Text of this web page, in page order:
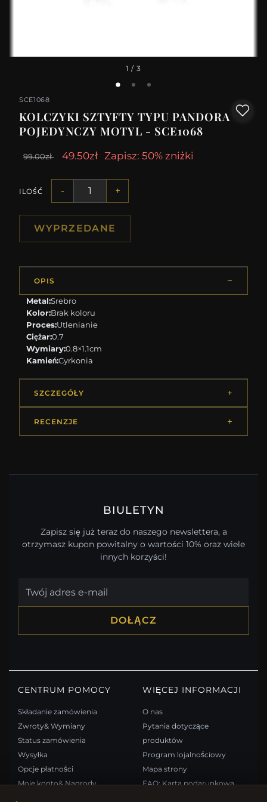
1 / 3
SCE1068
KOLCZYKI SZTYFTY TYPU PANDORA
POJEDYNCZY MOTYL - SCE1068
99.00zł 49.50zł Zapisz: 50% zniżki
ILOŚĆ - +
WYPRZEDANE
OPIS
Metal:Srebro
Kolor:Brak koloru
Proces:Utlenianie
Ciężar:0.7
Wymiary:0.8×1.1cm
Kamień:Cyrkonia
SZCZEGÓŁY
RECENZJE
BIULETYN
Zapisz się już teraz do naszego newslettera, a
otrzymasz kupon powitalny o wartości 10% oraz wiele
innych korzyści!
DOŁĄCZ
CENTRUM POMOCY
Składanie zamówienia
Zwroty& Wymiany
Status zamówienia
Wysyłka
Opcje płatności
Moje konto& Nagrody
WIĘCEJ INFORMACJI
O nas
Pytania dotyczące
produktów
Program lojalnościowy
Mapa strony
FAQ: Karta podarunkowa